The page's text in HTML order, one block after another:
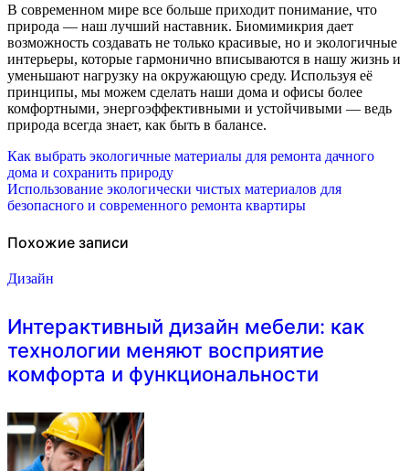
В современном мире все больше приходит понимание, что
природа — наш лучший наставник. Биомимикрия дает
возможность создавать не только красивые, но и экологичные
интерьеры, которые гармонично вписываются в нашу жизнь и
уменьшают нагрузку на окружающую среду. Используя её
принципы, мы можем сделать наши дома и офисы более
комфортными, энергоэффективными и устойчивыми — ведь
природа всегда знает, как быть в балансе.
Навигация
по
записям
Как выбрать экологичные материалы для ремонта дачного
дома и сохранить природу
Использование экологически чистых материалов для
безопасного и современного ремонта квартиры
Похожие записи
Дизайн
Интерактивный дизайн мебели: как
технологии меняют восприятие
комфорта и функциональности